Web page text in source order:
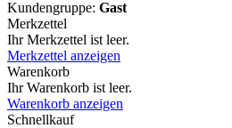
Kundengruppe: Gast
Merkzettel
Ihr Merkzettel ist leer.
Merkzettel anzeigen
Warenkorb
Ihr Warenkorb ist leer.
Warenkorb anzeigen
Schnellkauf